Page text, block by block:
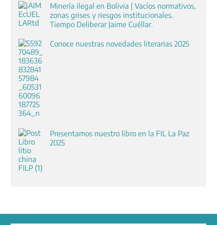
Minería ilegal en Bolivia | Vacíos normativos,
zonas grises y riesgos institucionales.
Tiempo Deliberar Jaime Cuéllar.
Conoce nuestras novedades literarias 2025
Presentamos nuestro libro en la FIL La Paz
2025